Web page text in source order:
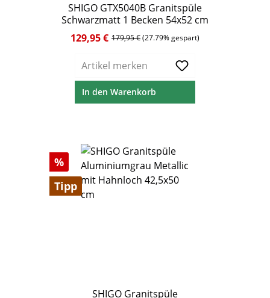
SHIGO GTX5040B Granitspüle
Schwarzmatt 1 Becken 54x52 cm
Verkaufspreis:
129,95 € Regulärer Preis:
179,95 €(27.79% gespart)
Artikel merken
In den Warenkorb
Rabatt
%
Tipp
SHIGO Granitspüle